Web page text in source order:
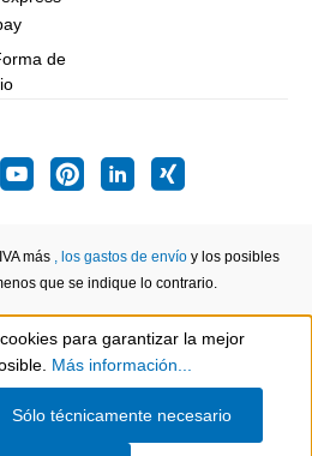
más , los gastos de envío y los posibles
que se indique lo contrario.
para garantizar la mejor
Más información...
Sólo técnicamente necesario